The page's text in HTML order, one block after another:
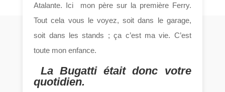
Atalante. Ici mon père sur la première Ferry.
Tout cela vous le voyez, soit dans le garage,
soit dans les stands ; ça c’est ma vie. C’est
toute mon enfance.
La Bugatti était donc votre
quotidien.